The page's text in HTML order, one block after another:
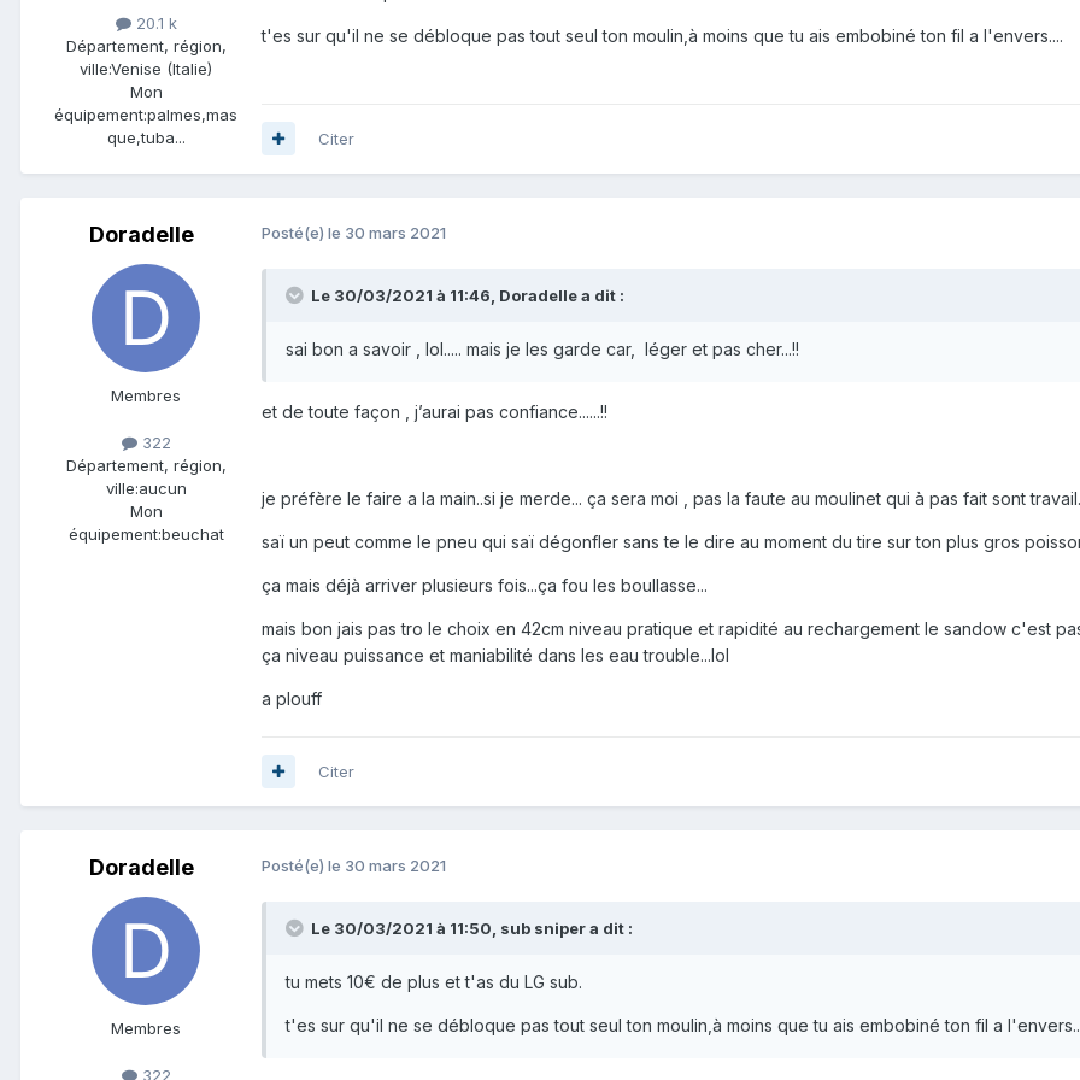
20.1 k
Département, région,
ville:Venise (Italie)
Mon
équipement:palmes,mas
que,tuba...
t'es sur qu'il ne se débloque pas tout seul ton moulin,à moins que tu ais embobiné ton fil a l'envers....
Citer
Doradelle
Membres
322
Département, région,
ville:aucun
Mon
équipement:beuchat
Posté(e) le 30 mars 2021
Le 30/03/2021 à 11:46, Doradellea dit :
sai bon a savoir , lol..... mais je les garde car, léger et pas cher...!!
et de toute façon , j’aurai pas confiance......!!
je préfère le faire a la main..si je merde... ça sera moi , pas la faute au moulinet qui à pas fait sont
saï un peut comme le pneu qui saï dégonfler sans te le dire au moment du tire sur ton plus gros
ça mais déjà arriver plusieurs fois...ça fou les boullasse...
mais bon jais pas tro le choix en 42cm niveau pratique et rapidité au rechargement le sandow c'est
ça niveau puissance et maniabilité dans les eau trouble...lol
a plouff
Citer
Doradelle
Membres
322
Posté(e) le 30 mars 2021
Le 30/03/2021 à 11:50, sub snipera dit :
tu mets 10€ de plus et t'as du LG sub.
t'es sur qu'il ne se débloque pas tout seul ton moulin,à moins que tu ais embobiné ton fil a